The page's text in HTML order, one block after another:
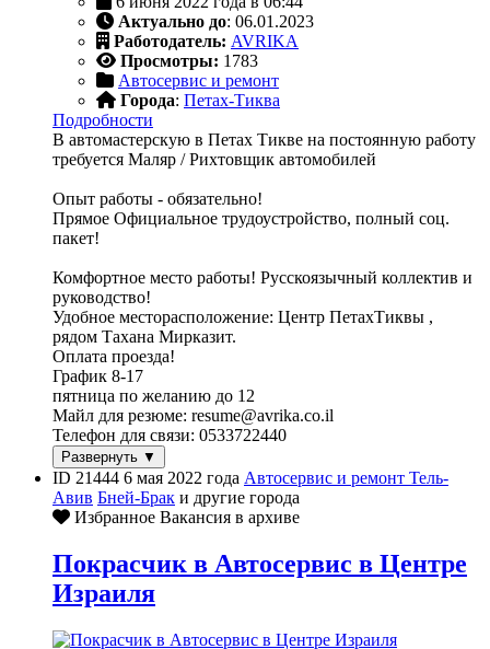
Актуально до: 06.01.2023
Работодатель: AVRIKA
Просмотры: 1783
Автосервис и ремонт
Города: Петах-Тиква
Подробности
В автомастерскую в Петах Тикве на постоянную работу
требуется Маляр / Рихтовщик автомобилей
Опыт работы - обязательно!
Прямое Официальное трудоустройство, полный соц.
пакет!
Комфортное место работы! Русскоязычный коллектив и
руководство!
Удобное месторасположение: Центр ПетахТиквы ,
рядом Тахана Мирказит.
Оплата проезда!
График 8-17
пятница по желанию до 12
Майл для резюме: resume@avrika.co.il
Телефон для связи: 0533722440
Развернуть ▼
ID 21444 6 мая 2022 года Автосервис и ремонт Тель-
Авив Бней-Брак и другие города
Избранное Вакансия в архиве
Покрасчик в Автосервис в Центре
Израиля